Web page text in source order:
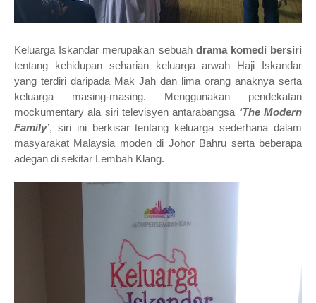
Keluarga Iskandar merupakan sebuah drama komedi bersiri
tentang kehidupan seharian keluarga arwah Haji Iskandar
yang terdiri daripada Mak Jah dan lima orang anaknya serta
keluarga masing-masing. Menggunakan pendekatan
mockumentary ala siri televisyen antarabangsa ‘The Modern
Family’, siri ini berkisar tentang keluarga sederhana dalam
masyarakat Malaysia moden di Johor Bahru serta beberapa
adegan di sekitar Lembah Klang.